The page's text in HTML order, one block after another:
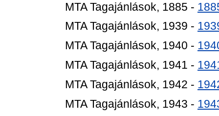
MTA Tagajánlások, 1885 -
MTA Tagajánlások, 1939 -
MTA Tagajánlások, 1940 -
MTA Tagajánlások, 1941 -
MTA Tagajánlások, 1942 -
MTA Tagajánlások, 1943 -